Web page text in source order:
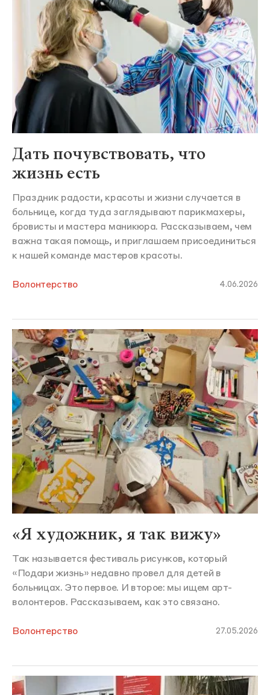
Дать почувствовать, что
жизнь есть
Праздник радости, красоты и жизни случается в
больнице, когда туда заглядывают парикмахеры,
бровисты и мастера маникюра. Рассказываем, чем
важна такая помощь, и приглашаем присоединиться
к нашей команде мастеров красоты.
Волонтерство 4.06.2026
«Я художник, я так вижу»
Так называется фестиваль рисунков, который
«Подари жизнь» недавно провел для детей в
больницах. Это первое. И второе: мы ищем арт-
волонтеров. Рассказываем, как это связано.
Волонтерство 27.05.2026